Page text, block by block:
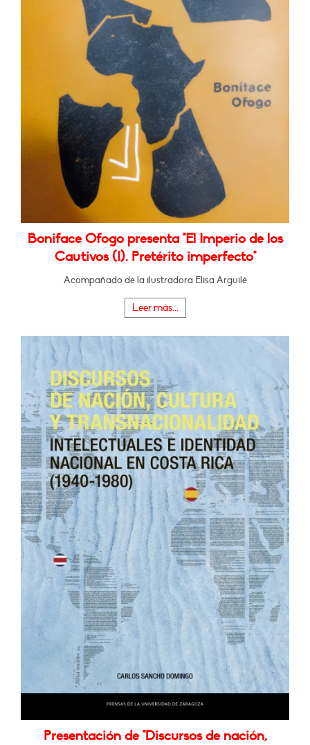
Boniface Ofogo presenta "El Imperio de los
Cautivos (I). Pretérito imperfecto"
Acompañado de la ilustradora Elisa Arguilé
Leer más...
Presentación de "Discursos de nación,